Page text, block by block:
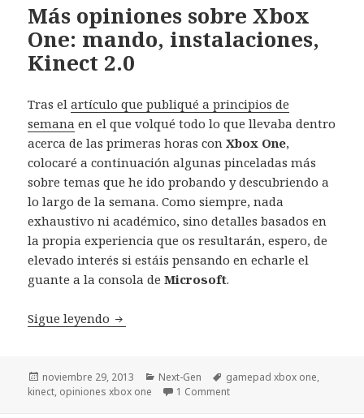
Más opiniones sobre Xbox
One: mando, instalaciones,
Kinect 2.0
Tras elartículo que publiqué a principios de
semana en el que volqué todo lo que llevaba dentro
acerca de las primeras horas conXbox One,
colocaré a continuación algunas pinceladas más
sobre temas que he ido probando y descubriendo a
lo largo de la semana. Como siempre, nada
exhaustivo ni académico, sino detalles basados en
la propia experiencia que os resultarán, espero, de
elevado interés si estáis pensando en echarle el
guante a la consola deMicrosoft.
Sigue leyendo Más opiniones sobre Xbox One: mando,
Publicado
el
noviembre 29, 2013 Categorías
Next-Gen Etiquetas
gamepad xbox one,
kinect, opiniones xbox one 1 Comment